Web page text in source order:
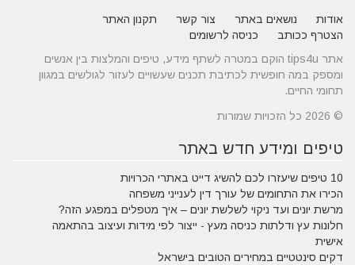
אודות נושאים באתר צור קשר
תקנון האתר
הצטרף ככותב
כניסה לרשומים
אתר tips4u הוקם במטרה לשתף מידע, טיפים והמלצות בין אנשים
ומספק במה חופשית לכתיבת תכנים שעשויים לעזור לגולשים במגוון
תחומי החיים.
© 2026 כל הזכויות שמורות
טיפים ומידע חדש באתר
10 טיפים שיעזרו לכם להשיג דייט באתרי הכרויות
הכירו את התחומים של עורך דין לענייני משפחה
מרשת יונים ועד ניקוי לשלשת יונים – איך מטפלים במפגע הזה?
חלונות עץ ודלתות כניסה מעץ - ייצור לפי מידות ועיצוב בהתאמה
אישית
דקים סינטטיים במחירים הטובים בישראל